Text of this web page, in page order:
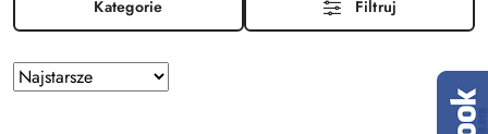
Kategorie Filtruj
Zastosowano
sortowanie:
Sortuj
według